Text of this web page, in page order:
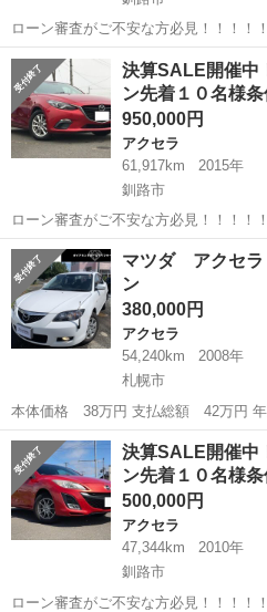
ローン審査がご不安な方必見！！！！！！ 自社ローン取扱店！！
んな方でもローン審査可能！！ ★過去にローンを滞納してしまった
方！！ ★勤続年数が短い方、転職を
ト、アルバイトなど...
北海道 釧路市 アクセラ ロー
決算SALE開催中
ン先着１０名様
950,000円
アクセラ
61,917km
2015年
釧路市
ローン審査がご不安な方必見！！！！！！ 自社ローン取扱店！！
んな方でもローン審査可能！！ ★過去にローンを滞納してしまった
方！！ ★勤続年数が短い方、転職を
ト、アルバイトなど...
北海道 釧路市 アクセラ
マツダ アクセラ
ン
380,000円
アクセラ
54,240km
2008年
札幌市
本体価格 38万円 支払総額 42万円 年式2008(平成20)年 走行距離5.4
万km 車検2023(令和5)年3月 修復歴なし 車体色パールホワイト キーレ
ス・エンジンスター...
北海道 札幌市 アクセラ 令和
決算SALE開催中
ン先着１０名様
500,000円
アクセラ
47,344km
2010年
釧路市
ローン審査がご不安な方必見！！！！！！ 自社ローン取扱店！！